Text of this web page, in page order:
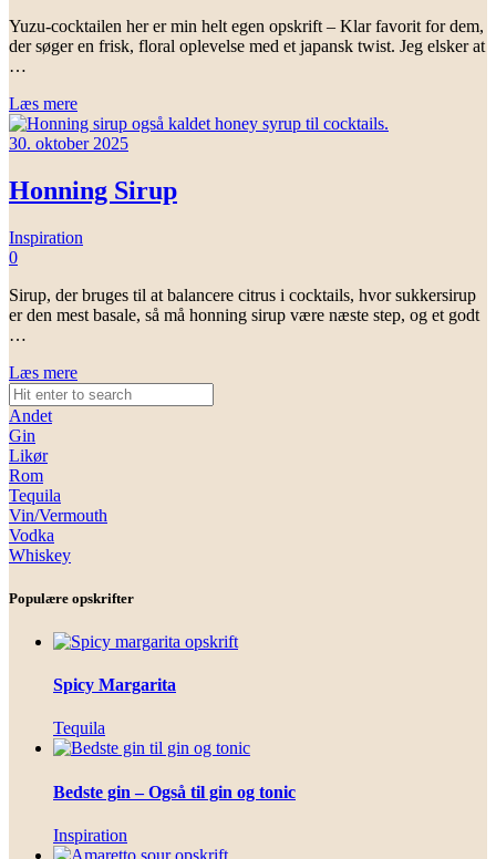
Yuzu-cocktailen her er min helt egen opskrift – Klar favorit for dem,
der søger en frisk, floral oplevelse med et japansk twist. Jeg elsker at
…
Læs mere
30. oktober 2025
Honning Sirup
Inspiration
0
Sirup, der bruges til at balancere citrus i cocktails, hvor sukkersirup
er den mest basale, så må honning sirup være næste step, og et godt
…
Læs mere
Andet
Gin
Likør
Rom
Tequila
Vin/Vermouth
Vodka
Whiskey
Populære opskrifter
Spicy Margarita
Tequila
Bedste gin – Også til gin og tonic
Inspiration